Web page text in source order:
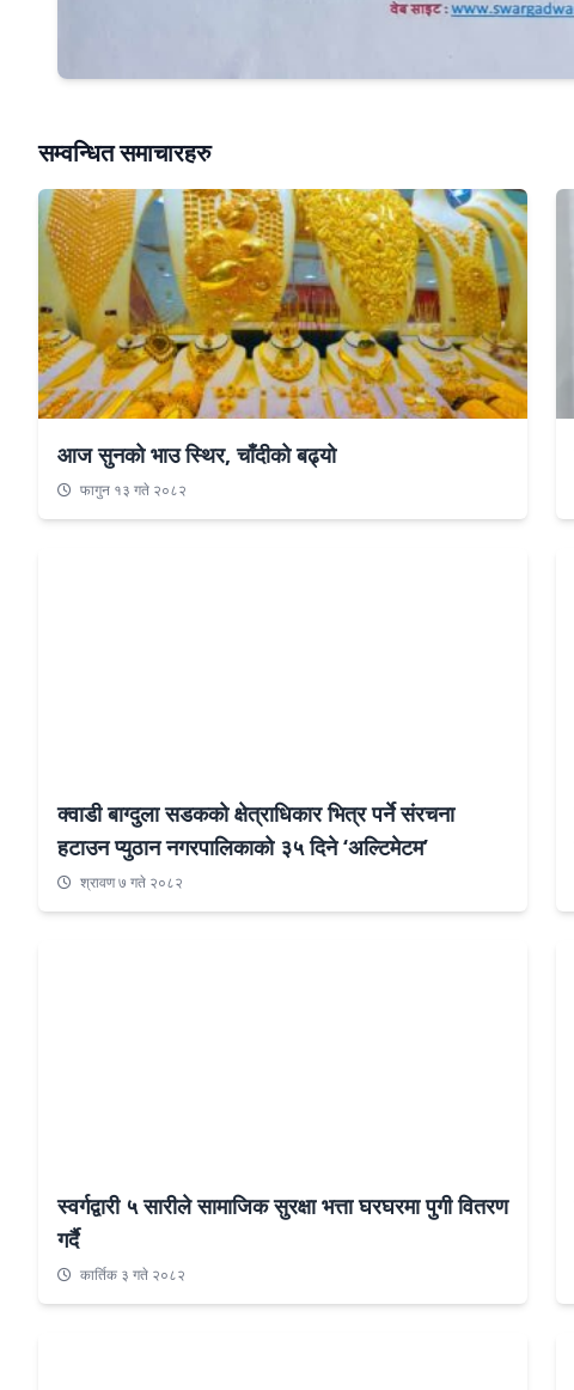
सम्वन्धित समाचारहरु
आज सुनको भाउ स्थिर, चाँदीको बढ्यो
फागुन १३ गते २०८२
क्वाडी बाग्दुला सडकको क्षेत्राधिकार भित्र पर्ने संरचना
हटाउन प्युठान नगरपालिकाको ३५ दिने ‘अल्टिमेटम’
श्रावण ७ गते २०८२
स्वर्गद्वारी ५ सारीले सामाजिक सुरक्षा भत्ता घरघरमा पुगी वितरण
गर्दै
कार्तिक ३ गते २०८२